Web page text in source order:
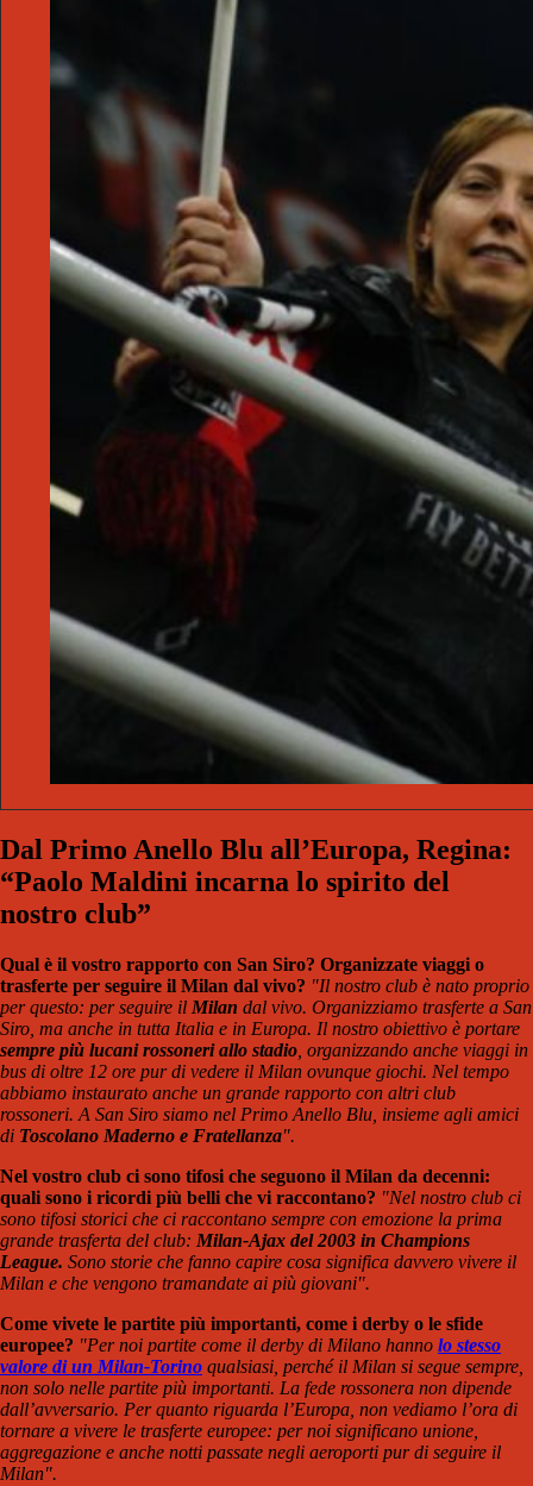
Dal Primo Anello Blu all’Europa, Regina:
“Paolo Maldini incarna lo spirito del
nostro club”
Qual è il vostro rapporto con San Siro? Organizzate viaggi o
trasferte per seguire il Milan dal vivo? "Il nostro club è nato proprio
per questo: per seguire il Milan dal vivo. Organizziamo trasferte a San
Siro, ma anche in tutta Italia e in Europa. Il nostro obiettivo è portare
sempre più lucani rossoneri allo stadio , organizzando anche viaggi in
bus di oltre 12 ore pur di vedere il Milan ovunque giochi. Nel tempo
abbiamo instaurato anche un grande rapporto con altri club
rossoneri. A San Siro siamo nel Primo Anello Blu, insieme agli amici
di Toscolano Maderno e Fratellanza".
Nel vostro club ci sono tifosi che seguono il Milan da decenni:
quali sono i ricordi più belli che vi raccontano? "Nel nostro club ci
sono tifosi storici che ci raccontano sempre con emozione la prima
grande trasferta del club: Milan-Ajax del 2003 in Champions
League. Sono storie che fanno capire cosa significa davvero vivere il
Milan e che vengono tramandate ai più giovani".
Come vivete le partite più importanti, come i derby o le sfide
europee? "Per noi partite come il derby di Milano hanno lo stesso
valore di un Milan-Torino qualsiasi, perché il Milan si segue sempre,
non solo nelle partite più importanti. La fede rossonera non dipende
dall’avversario. Per quanto riguarda l’Europa, non vediamo l’ora di
tornare a vivere le trasferte europee: per noi significano unione,
aggregazione e anche notti passate negli aeroporti pur di seguire il
Milan".